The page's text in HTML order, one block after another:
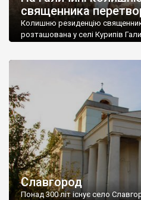
священника
Колишню резиденцію
розташована у селі Курипів
“Реконструкція помешкання
особистості Галичини, для
тисяч гривень: 350 […]
Славгород
Понад 300 літ існує село